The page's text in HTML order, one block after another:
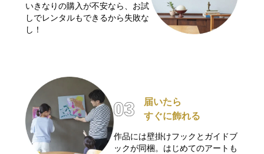
いきなりの購入が不安なら、お試
しでレンタルもできるから失敗な
し！
届いたら
すぐに飾れる
作品には壁掛けフックとガイドブ
ックが同梱。はじめてのアートも